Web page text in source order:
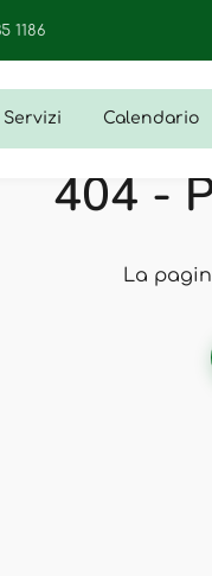
1186
Servizi Calendario
404 -
La